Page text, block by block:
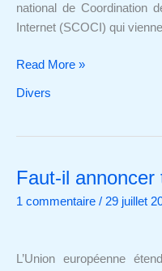
national de Coordination
Internet (SCOCI) qui
Read More »
Divers
Faut-il
1 commentaire / 29 juillet
L’Union européenne
Faut-
il
ses